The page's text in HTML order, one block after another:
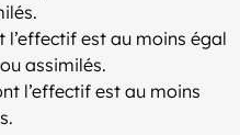
l’effectif est au moins égal
assimilés.
l’effectif est au moins